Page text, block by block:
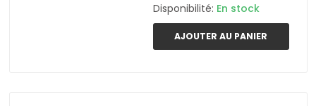
Disponibilité: En stock
AJOUTER AU PANIER